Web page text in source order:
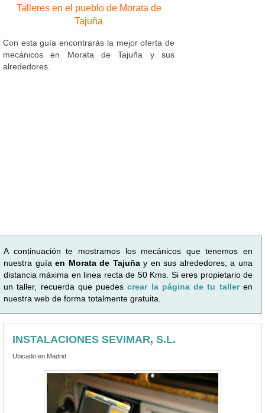
Talleres en el pueblo de Morata de
Tajuña
Con esta guía encontrarás la mejor oferta de
mecánicos en Morata de Tajuña y sus
alrededores.
A continuación te mostramos los mecánicos que tenemos en
nuestra guíaen Morata de Tajuñay en sus alrededores, a una
distancia máxima en linea recta de 50 Kms. Si eres propietario de
un taller, recuerda que puedescrear la página de tu talleren
nuestra web de forma totalmente gratuita.
INSTALACIONES SEVIMAR, S.L.
Ubicado en Madrid